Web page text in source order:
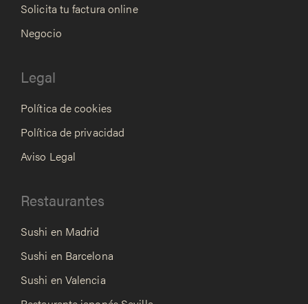
Solicita tu factura online
Negocio
Legal
Política de cookies
Política de privacidad
Aviso Legal
Restaurantes
Sushi en Madrid
Sushi en Barcelona
Sushi en Valencia